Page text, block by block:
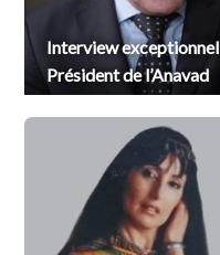
Interview
Président de l’Anavad